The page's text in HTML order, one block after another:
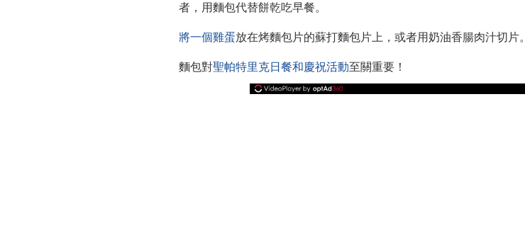
者，用麵包代替餅乾吃早餐。
將一個雞蛋放在烤麵包片的蘇打麵包片上，或者用奶油香腸肉汁切片。
麵包對聖帕特里克日餐和慶祝活動至關重要！